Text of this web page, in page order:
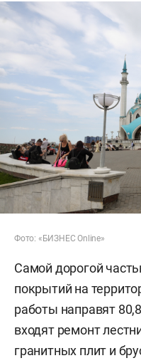
Фото: «БИЗНЕС Online»
Самой дорогой
покрытий на
работы направят
входят ремонт
гранитных плит и